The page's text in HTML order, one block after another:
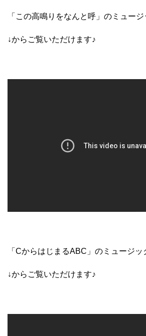
「この高鳴りをなんと呼」のミュージ
↓からご覧いただけます♪
「CからはじまるABC」のミュージッ
↓からご覧いただけます♪